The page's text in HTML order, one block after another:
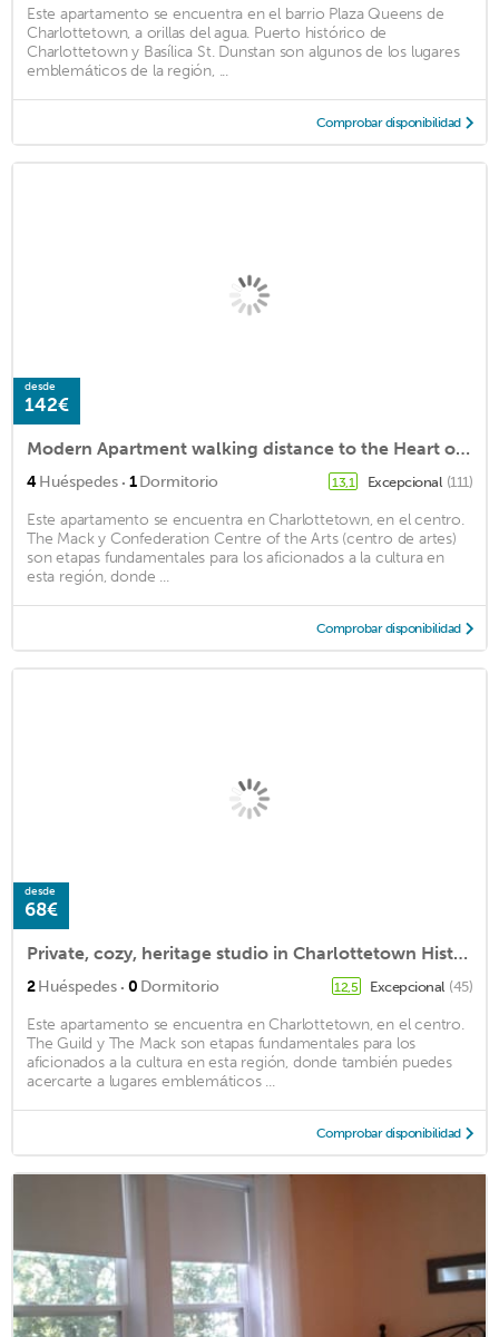
Este apartamento se encuentra en el barrio Plaza Queens de
Charlottetown, a orillas del agua. Puerto histórico de
Charlottetown y Basílica St. Dunstan son algunos de los lugares
emblemáticos de la región, ...
Comprobar disponibilidad
desde
142€
Modern Apartment walking distance to the Heart of Downtown Charlottetown
4Huéspedes · 1Dormitorio 13,1 Excepcional (111)
Este apartamento se encuentra en Charlottetown, en el centro.
The Mack y Confederation Centre of the Arts (centro de artes)
son etapas fundamentales para los aficionados a la cultura en
esta región, donde ...
Comprobar disponibilidad
desde
68€
Private, cozy, heritage studio in Charlottetown Historic District
2Huéspedes · 0 Dormitorio 12,5 Excepcional (45)
Este apartamento se encuentra en Charlottetown, en el centro.
The Guild y The Mack son etapas fundamentales para los
aficionados a la cultura en esta región, donde también puedes
acercarte a lugares emblemáticos ...
Comprobar disponibilidad